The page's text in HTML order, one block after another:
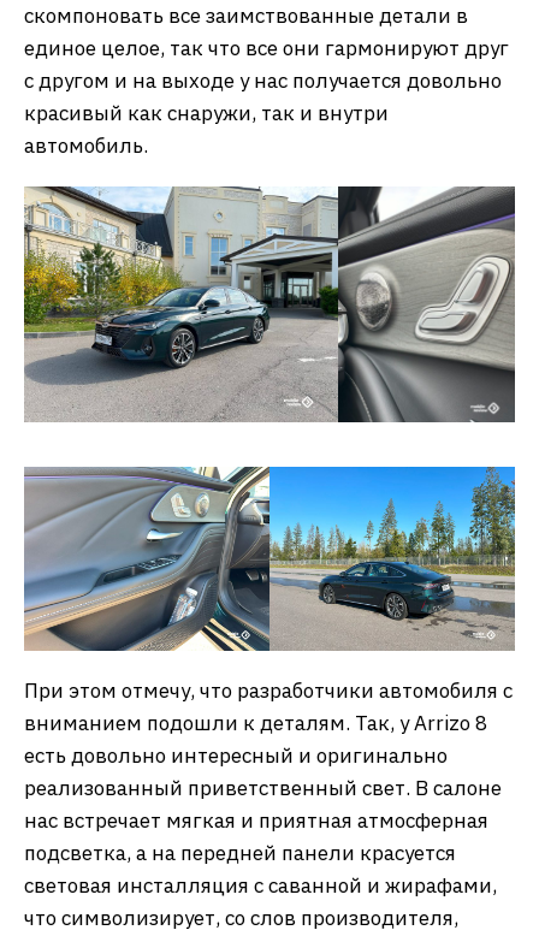
скомпоновать все заимствованные детали в
единое целое, так что все они гармонируют друг
с другом и на выходе у нас получается довольно
красивый как снаружи, так и внутри
автомобиль.
При этом отмечу, что разработчики автомобиля с
вниманием подошли к деталям. Так, у Arrizo 8
есть довольно интересный и оригинально
реализованный приветственный свет. В салоне
нас встречает мягкая и приятная атмосферная
подсветка, а на передней панели красуется
световая инсталляция с саванной и жирафами,
что символизирует, со слов производителя,